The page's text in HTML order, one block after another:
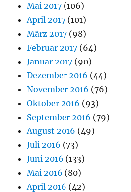
Mai 2017 (106)
April 2017 (101)
März 2017 (98)
Februar 2017 (64)
Januar 2017 (90)
Dezember 2016 (44)
November 2016 (76)
Oktober 2016 (93)
September 2016 (79)
August 2016 (49)
Juli 2016 (73)
Juni 2016 (133)
Mai 2016 (80)
April 2016 (42)